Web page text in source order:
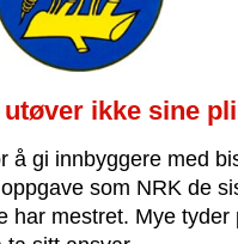
ikke sine
å gi innbyggere med
som NRK de
har mestret. Mye tyder